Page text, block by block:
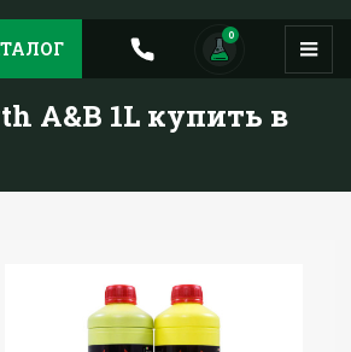
0
A&B 1L купить в